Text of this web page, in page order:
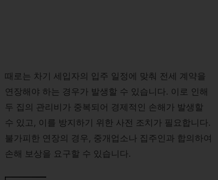
때로는 차기 세입자의 입주 일정에 맞춰 전세 계약을
연장해야 하는 경우가 발생할 수 있습니다. 이로 인해
두 집의 관리비가 중복되어 경제적인 손해가 발생할
수 있고, 이를 방지하기 위한 사전 조치가 필요합니다.
불가피한 연장의 경우, 중개업소나 집주인과 합의하여
손해 보상을 요구할 수 있습니다.